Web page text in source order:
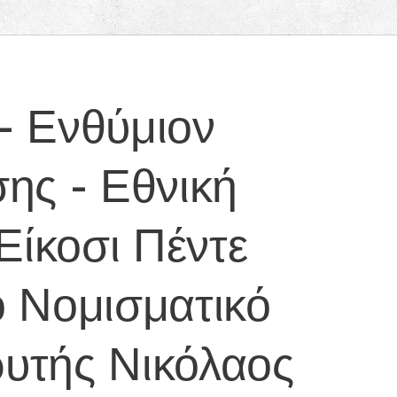
Ενθύμιον
- Εθνική
Πέντε
Νικόλαος